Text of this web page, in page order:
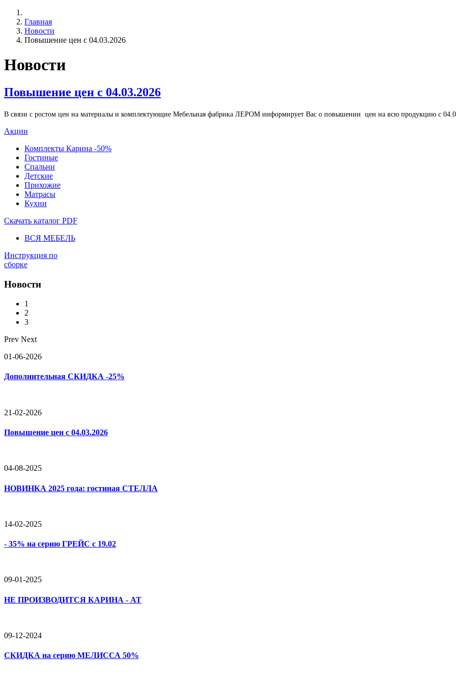
Главная
Новости
Повышение цен с 04.03.2026
Новости
Повышение цен с 04.03.2026
В связи с ростом цен на материалы и комплектующие Мебельная фабрика ЛЕРОМ информирует Вас о повышении цен на всю продукцию с
Акции
Комплекты Карина -50%
Гостиные
Спальни
Детские
Прихожие
Матрасы
Кухни
Скачать каталог PDF
ВСЯ МЕБЕЛЬ
Инструкция по
сборке
Новости
1
2
3
Prev Next
01-06-2026
Дополнительная СКИДКА -25%
21-02-2026
Повышение цен с 04.03.2026
04-08-2025
НОВИНКА 2025 года: гостиная СТЕЛЛА
14-02-2025
- 35% на серию ГРЕЙС с 19.02
09-01-2025
НЕ ПРОИЗВОДИТСЯ КАРИНА - АТ
09-12-2024
СКИДКА на серию МЕЛИССА 50%